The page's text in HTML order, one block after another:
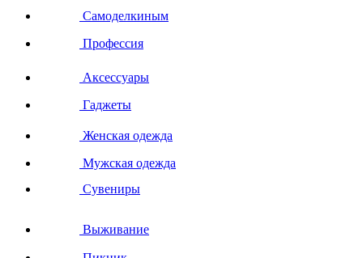
Самоделкиным
Профессия
Аксессуары
Гаджеты
Женская одежда
Мужская одежда
Сувениры
Выживание